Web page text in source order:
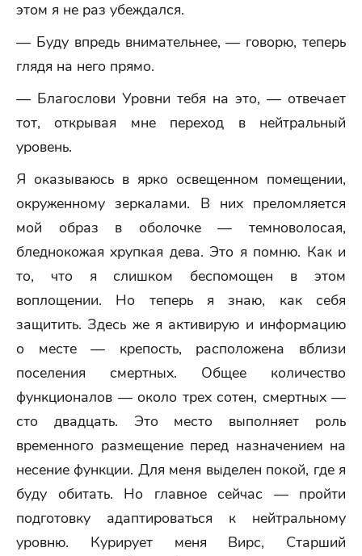
этом я не раз убеждался.
— Буду впредь внимательнее, — говорю, теперь
глядя на него прямо.
— Благослови Уровни тебя на это, — отвечает
тот, открывая мне переход в нейтральный
уровень.
Я оказываюсь в ярко освещенном помещении,
окруженному зеркалами. В них преломляется
мой образ в оболочке — темноволосая,
бледнокожая хрупкая дева. Это я помню. Как и
то, что я слишком беспомощен в этом
воплощении. Но теперь я знаю, как себя
защитить. Здесь же я активирую и информацию
о месте — крепость, расположена вблизи
поселения смертных. Общее количество
функционалов — около трех сотен, смертных —
сто двадцать. Это место выполняет роль
временного размещение перед назначением на
несение функции. Для меня выделен покой, где я
буду обитать. Но главное сейчас — пройти
подготовку адаптироваться к нейтральному
уровню. Курирует меня Вирс, Старший